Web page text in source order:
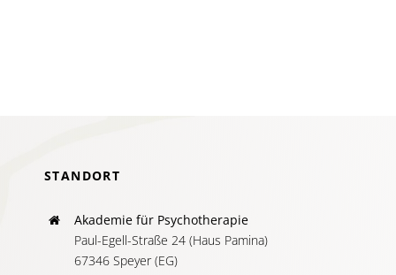
STANDORT
Akademie für Psychotherapie
Paul-Egell-Straße 24 (Haus Pamina)
67346 Speyer (EG)